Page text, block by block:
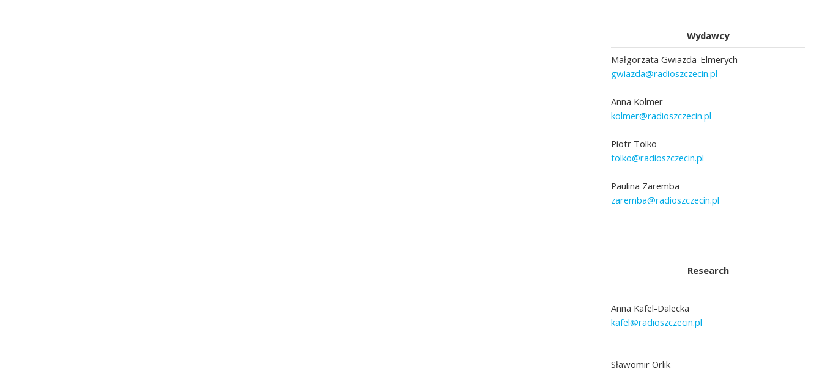
Wydawcy
Małgorzata Gwiazda-Elmerych
gwiazda@radioszczecin.pl
Anna Kolmer
kolmer@radioszczecin.pl
Piotr Tolko
tolko@radioszczecin.pl
Paulina Zaremba
zaremba@radioszczecin.pl
Research
Anna Kafel-Dalecka
kafel@radioszczecin.pl
Sławomir Orlik